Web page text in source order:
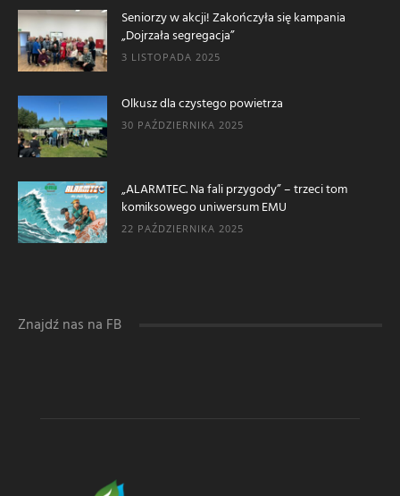
Seniorzy w akcji! Zakończyła się kampania
„Dojrzała segregacja”
3 LISTOPADA 2025
Olkusz dla czystego powietrza
30 PAŹDZIERNIKA 2025
„ALARMTEC. Na fali przygody” – trzeci tom
komiksowego uniwersum EMU
22 PAŹDZIERNIKA 2025
Znajdź nas na FB